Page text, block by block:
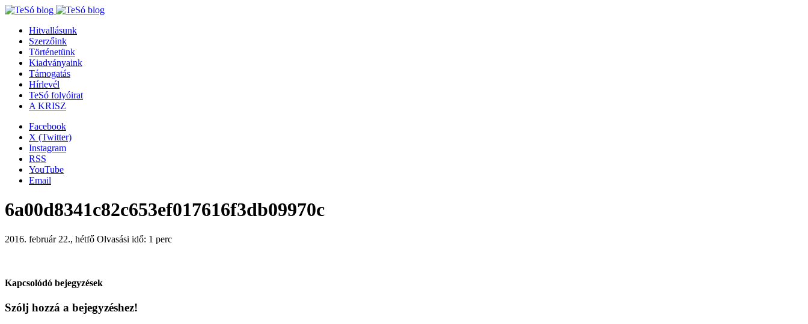
Hitvallásunk
Szerzőink
Történetünk
Kiadványaink
Támogatás
Hírlevél
TeSó folyóirat
A KRISZ
Facebook
X (Twitter)
Instagram
RSS
YouTube
Email
6a00d8341c82c653ef017616f3db09970c
2016. február 22., hétfő Olvasási idő: 1 perc
Kapcsolódó bejegyzések
Szólj hozzá a bejegyzéshez!